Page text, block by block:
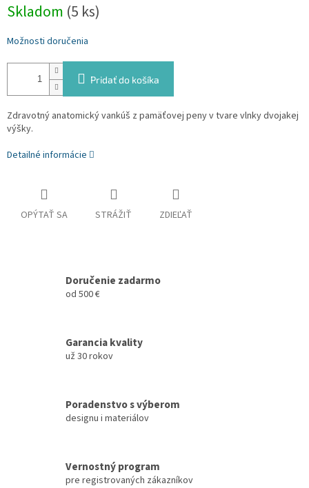
cena:
Skladom (5 ks)
Možnosti doručenia
Pridať do košíka
Zdravotný anatomický vankúš z pamäťovej peny v tvare vlnky dvojakej
výšky.
Detailné informácie
OPÝTAŤ SA STRÁŽIŤ ZDIEĽAŤ
Doručenie zadarmo
od 500 €
Garancia kvality
už 30 rokov
Poradenstvo s výberom
designu i materiálov
Vernostný program
pre registrovaných zákazníkov